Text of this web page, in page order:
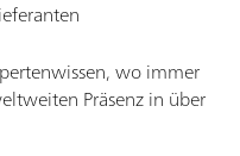
wo immer
Präsenz in über